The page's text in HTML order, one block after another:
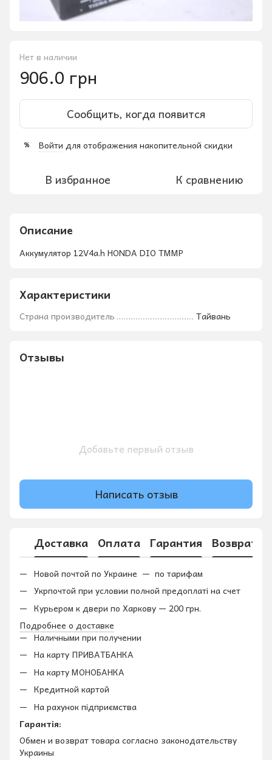
Нет в наличии
906.0 грн
Сообщить, когда появится
% Войти для отображения накопительной скидки
В избранное К сравнению
Описание
Аккумулятор 12V4a.h HONDA DIO ТММР
Характеристики
Страна производитель Тайвань
Отзывы
Добавьте первый отзыв
Написать отзыв
Доставка Оплата Гарантия Возврат
Новой почтой по Украине — по тарифам
Укрпочтой при условии полной предоплаті на счет
Курьером к двери по Харкову — 200 грн.
Подробнее о доставке
Наличными при получении
На карту ПРИВАТБАНКА
На карту МОНОБАНКА
Кредитной картой
На рахунок підприємства
Гарантія:
Обмен и возврат товара согласно законодательству
Украины